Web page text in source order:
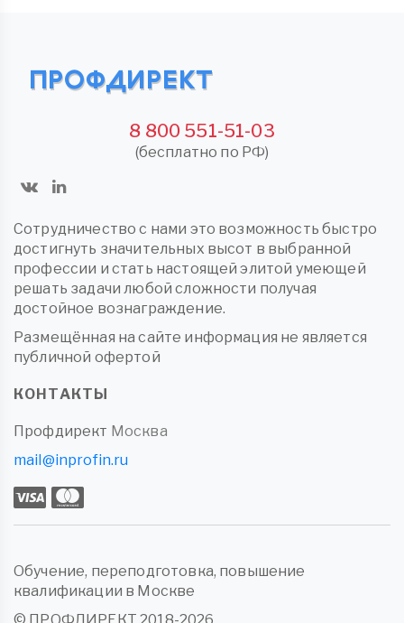
8 800 551-51-03
(бесплатно по РФ)
Сотрудничество с нами это возможность быстро
достигнуть значительных высот в выбранной
профессии и стать настоящей элитой умеющей
решать задачи любой сложности получая
достойное вознаграждение.
Размещённая на сайте информация не является
публичной офертой
КОНТАКТЫ
Профдирект Москва
mail@inprofin.ru
Обучение, переподготовка, повышение
квалификации в Москве